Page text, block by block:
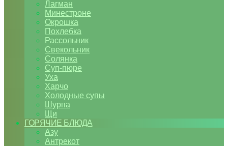
Лагман
Минестроне
Окрошка
Похлебка
Рассольник
Свекольник
Солянка
Суп-пюре
Уха
Харчо
Холодные супы
Шурпа
Щи
ГОРЯЧИЕ БЛЮДА
Азу
Антрекот